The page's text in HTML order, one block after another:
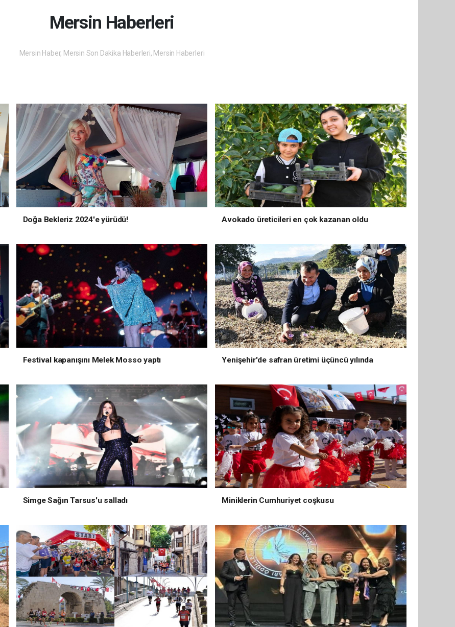
Mersin Haberleri
Mersin Haber, Mersin Son Dakika Haberleri, Mersin Haberleri
Doğa Bekleriz 2024'e yürüdü! Avokado üreticileri en çok kazanan oldu
Festival kapanışını Melek Mosso yaptı Yenişehir'de safran üretimi üçüncü yılında
Simge Sağın Tarsus'u salladı Miniklerin Cumhuriyet coşkusu